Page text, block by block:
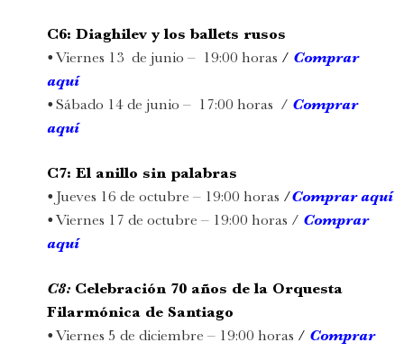
C6: Diaghilev y los ballets rusos
• Viernes 13 de junio – 19:00 horas / Comprar
aquí
•Sábado 14 de junio – 17:00 horas / Comprar
aquí
C7: El anillo sin palabras
• Jueves 16 de octubre – 19:00 horas /Comprar aquí
• Viernes 17 de octubre – 19:00 horas / Comprar
aquí
C8: Celebración 70 años de la Orquesta
Filarmónica de Santiago
•Viernes 5 de diciembre – 19:00 horas / Comprar